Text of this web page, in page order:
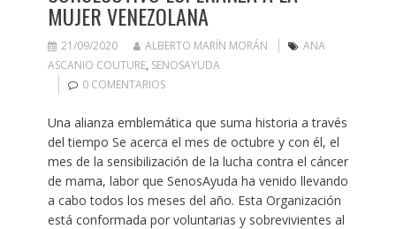
MUJER VENEZOLANA
21/09/2020 ALBERTO MARÍN MORÁN
ANA
ASCANIO COUTURE, SENOSAYUDA
0 COMENTARIOS
Una alianza emblemática que suma historia a través
del tiempo Se acerca el mes de octubre y con él, el
mes de la sensibilización de la lucha contra el cáncer
de mama, labor que SenosAyuda ha venido llevando
a cabo todos los meses del año. Esta Organización
está conformada por voluntarias y sobrevivientes al